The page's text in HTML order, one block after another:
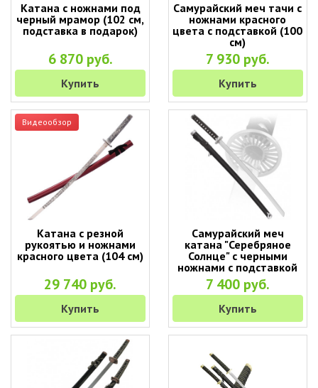
Катана с ножнами под
черный мрамор (102 см,
подставка в подарок)
6 870 руб.
Купить
Самурайский меч тачи с
ножнами красного
цвета с подставкой (100
см)
7 930 руб.
Купить
Видеообзор
Катана с резной
рукоятью и ножнами
красного цвета (104 см)
29 740 руб.
Купить
Самурайский меч
катана "Серебряное
Солнце" с черными
ножнами с подставкой
(100 см)
7 400 руб.
Купить